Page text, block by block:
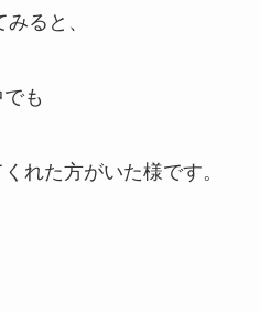
ると、
も
れた方がいた様です。